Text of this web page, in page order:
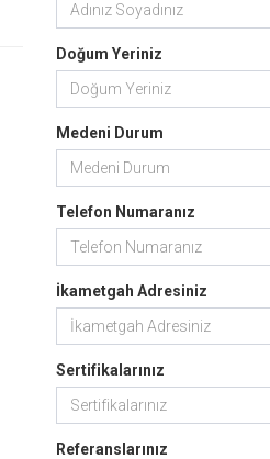
Doğum Yeriniz
Medeni Durum
Telefon Numaranız
İkametgah Adresiniz
Sertifikalarınız
Referanslarınız